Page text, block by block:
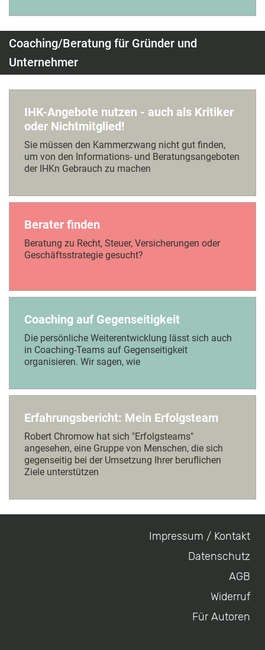
Coaching/Beratung für Gründer und
Unternehmer
IHK-Angebote nutzen - auch als Kritiker
oder Nichtmitglied!
Sie müssen den Kammerzwang nicht gut finden,
um von den Informations- und Beratungsangeboten
der IHKn Gebrauch zu machen
Berater finden
Beratung zu Recht, Steuer, Versicherungen oder
Geschäftsstrategie gesucht?
Coaching auf Gegenseitigkeit
Die persönliche Weiterentwicklung lässt sich auch
in Coaching-Teams auf Gegenseitigkeit
organisieren. Wir sagen, wie
Erfahrungsbericht: Mein Erfolgsteam
Robert Chromow hat sich "Erfolgsteams"
angesehen, eine Gruppe von Menschen, die sich
gegenseitig bei der Umsetzung Ihrer beruflichen
Ziele unterstützen
Impressum / Kontakt
Datenschutz
AGB
Widerruf
Für Autoren